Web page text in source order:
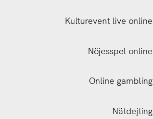
Nätdejting
Online gambling
Nöjesspel online
Kulturevent live online